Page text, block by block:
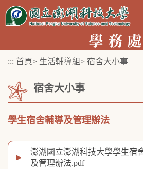
跳
::: 首頁> 生活輔導組 > 宿舍大小事
宿舍大小事
學生宿舍輔導及管理辦法
澎湖國立澎湖科技大學學生宿
及管理辦法.pdf